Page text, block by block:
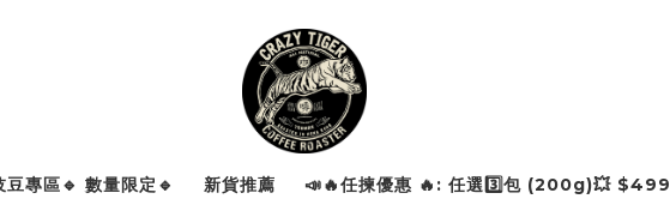
豆專區🔹 數量限定🔹 新貨推薦 📣🔥任揀優惠 🔥: 任選3️⃣包 (200g)💥 $499